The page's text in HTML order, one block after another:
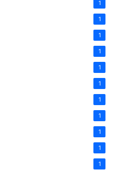
1
1
1
1
1
1
1
1
1
1
1